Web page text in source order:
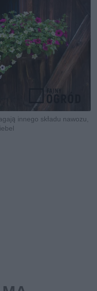
innego składu nawozu,